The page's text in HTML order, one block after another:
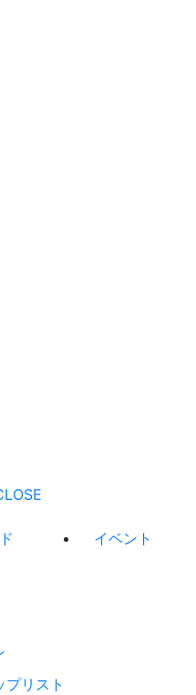
プリスト
イベント